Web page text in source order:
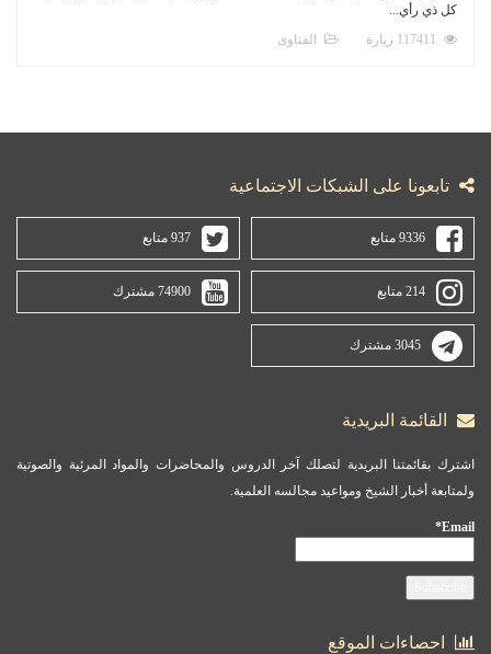
كل ذي رأي...
الفتاوى
تابعونا على الشبكات الاجتماعية
9336 متابع 937 متابع
214 متابع 74900 مشترك
3045 مشترك
القائمة البريدية
اشترك بقائمتنا البريدية لتصلك آخر الدروس والمحاضرات والمواد المرئية والصوتية
ولمتابعة أخبار الشيخ ومواعيد مجالسه العلمية.
Email*
احصاءات الموقع